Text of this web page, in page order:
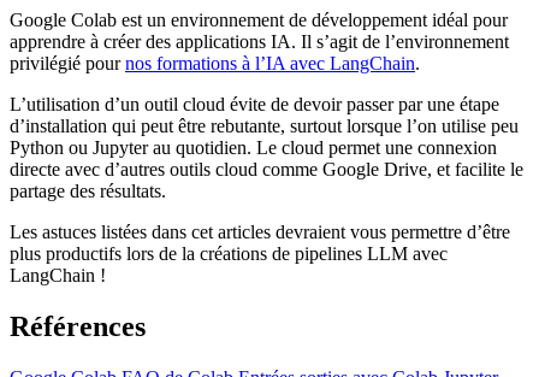
Google Colab est un environnement de développement idéal pour
apprendre à créer des applications IA. Il s’agit de l’environnement
privilégié pournos formations à l’IA avec LangChain.
L’utilisation d’un outil cloud évite de devoir passer par une étape
d’installation qui peut être rebutante, surtout lorsque l’on utilise peu
Python ou Jupyter au quotidien. Le cloud permet une connexion
directe avec d’autres outils cloud comme Google Drive, et facilite le
partage des résultats.
Les astuces listées dans cet articles devraient vous permettre d’être
plus productifs lors de la créations de pipelines LLM avec
LangChain !
Références